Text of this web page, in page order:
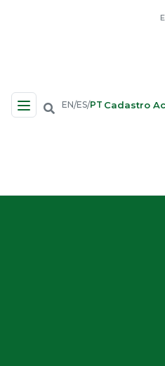
Navegação no Site
EN/ES/PT Cadastro